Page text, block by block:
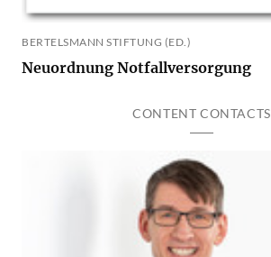
BERTELSMANN STIFTUNG (ED.)
Neuordnung Notfallversorgung
CONTENT CONTACTS